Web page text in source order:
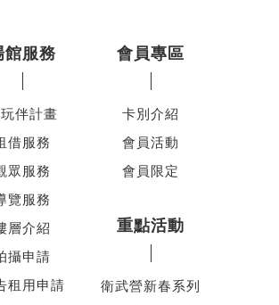
館服務
伴計畫
借服務
眾服務
覽服務
層介紹
攝申請
租用申請
會員專區
卡別介紹
會員活動
會員限定
重點活動
衛武營新春系列